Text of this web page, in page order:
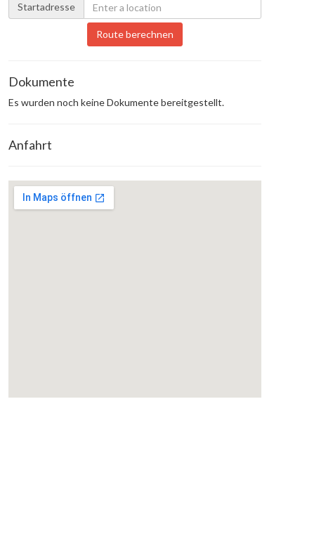
Startadresse
Route berechnen
Dokumente
Es wurden noch keine Dokumente bereitgestellt.
Anfahrt